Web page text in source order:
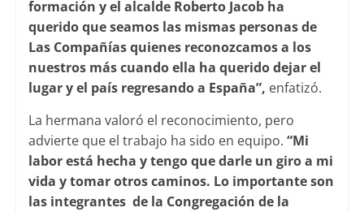
formación y el alcalde Roberto Jacob ha
querido que seamos las mismas personas de
Las Compañías quienes reconozcamos a los
nuestros más cuando ella ha querido dejar el
lugar y el país regresando a España”, enfatizó.
La hermana valoró el reconocimiento, pero
advierte que el trabajo ha sido en equipo. “Mi
labor está hecha y tengo que darle un giro a mi
vida y tomar otros caminos. Lo importante son
las integrantes de la Congregación de la